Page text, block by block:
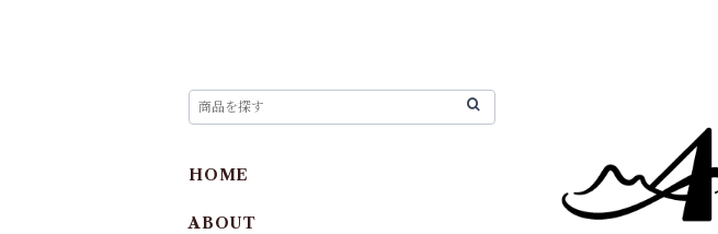
HOME
ABOUT